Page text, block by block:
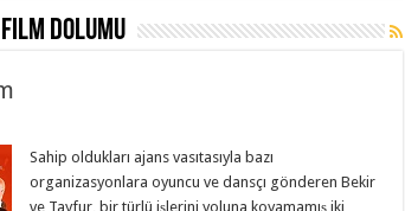
film dolumu
Sahip oldukları ajans vasıtasıyla bazı
organizasyonlara oyuncu ve dansçı gönderen Bekir
ve Tayfur, bir türlü işlerini yoluna koyamamış iki